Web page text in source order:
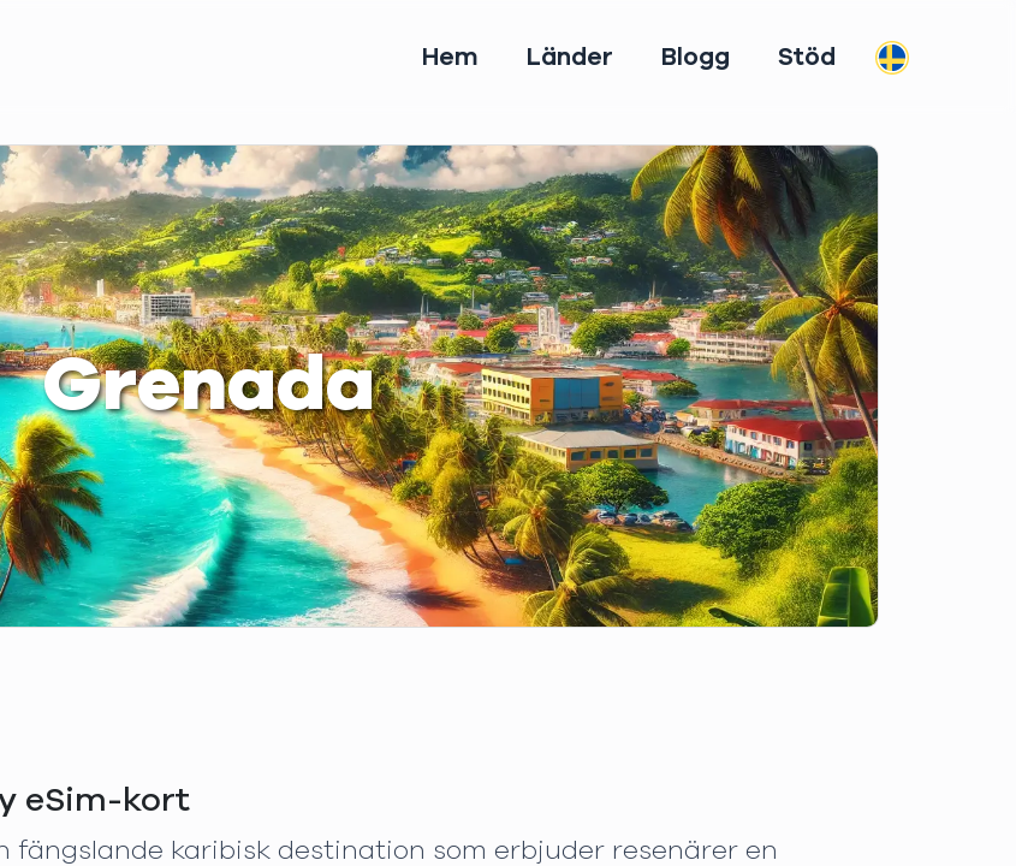
Hem Länder Blogg Stöd
Grenada
eSim-kort
fängslande karibisk destination som erbjuder resenärer en